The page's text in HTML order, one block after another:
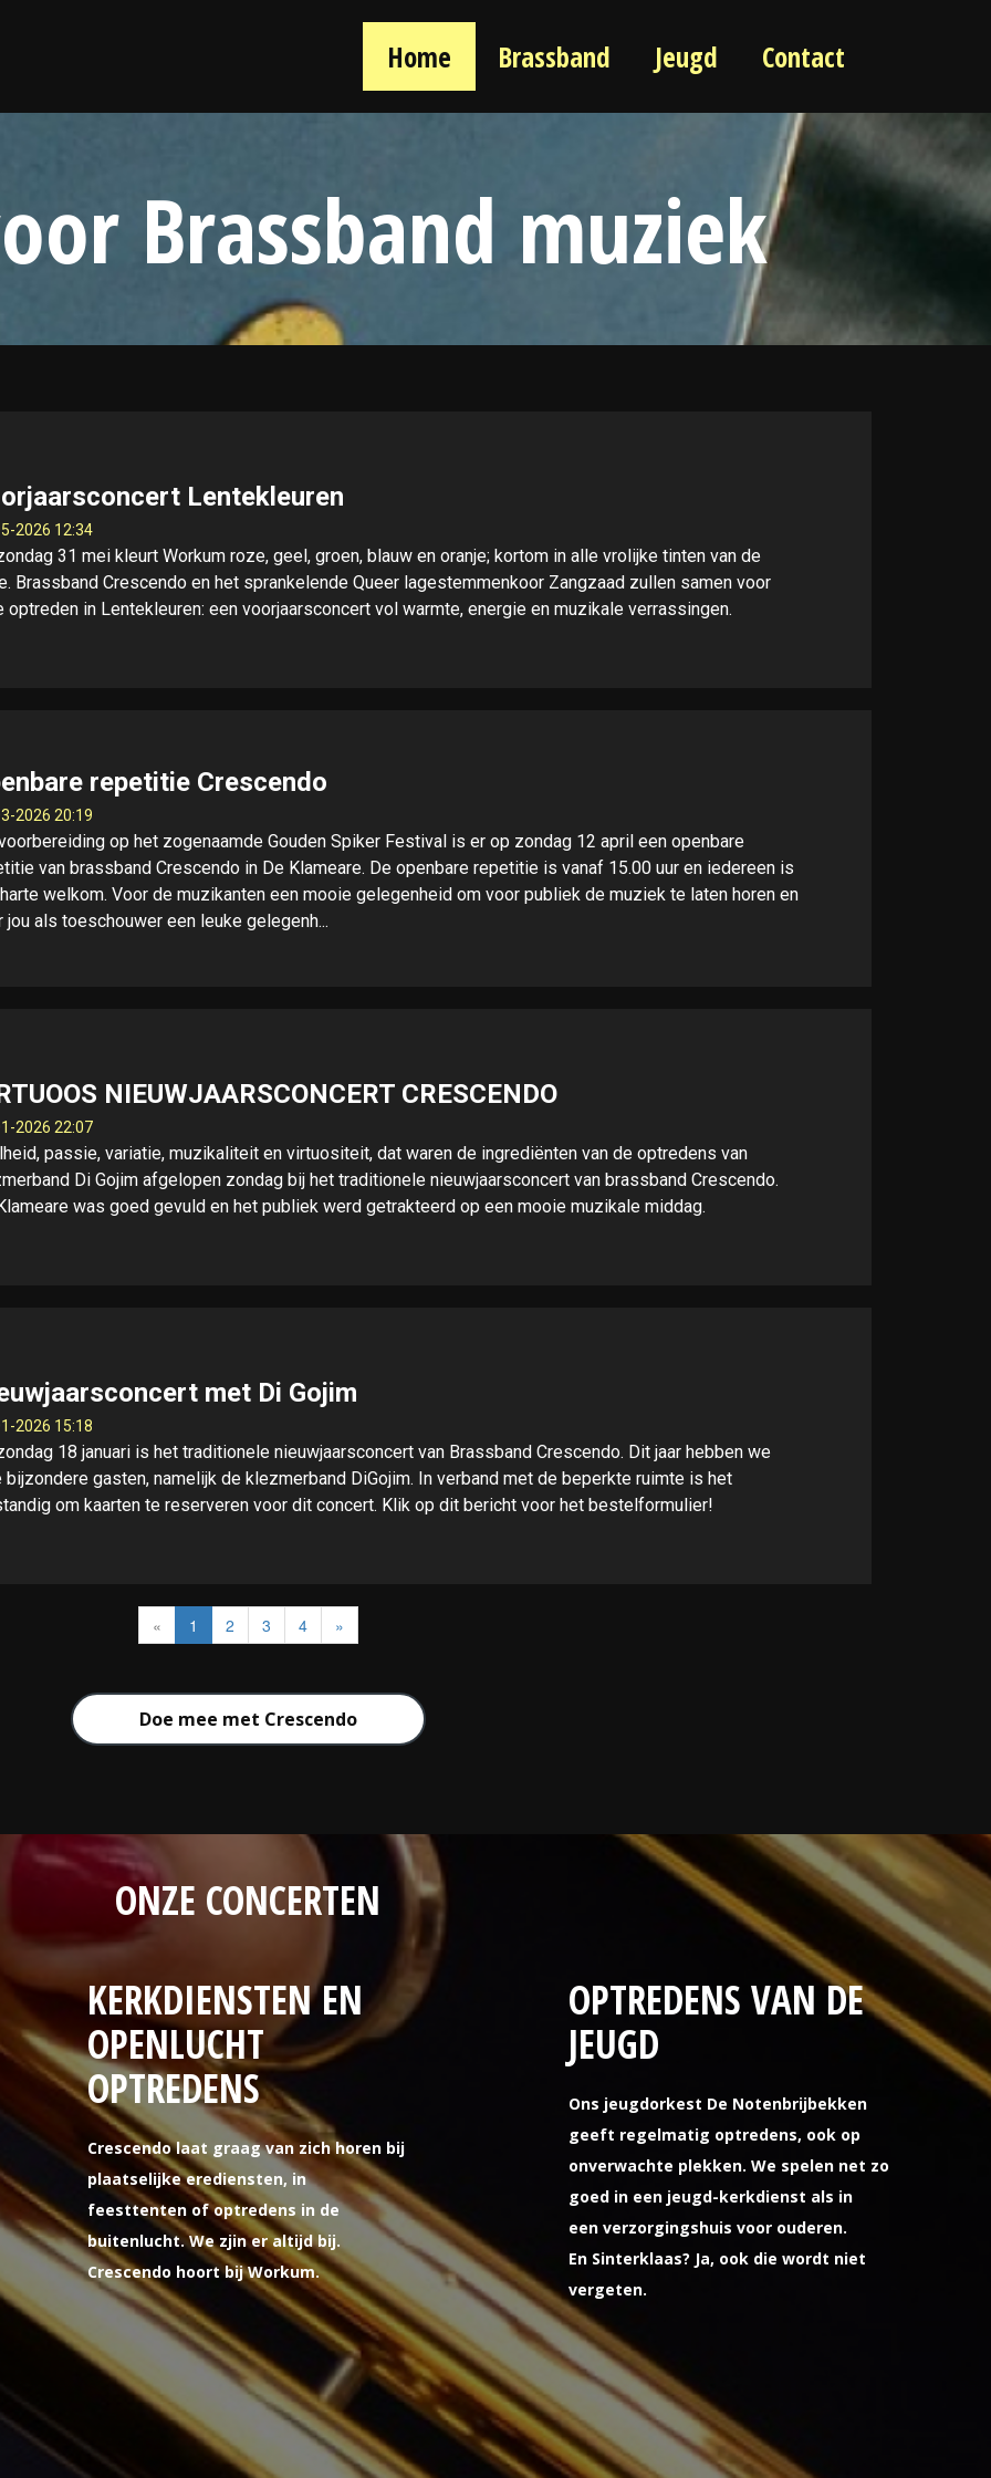
Home Brassband Jeugd Contact
Brassband muziek
Lentekleuren
2026 12:34
31 mei kleurt Workum roze, geel, groen, blauw en oranje; kortom in alle vrolijke tinten van de
Brassband Crescendo en het sprankelende Queer lagestemmenkoor Zangzaad zullen samen voor
optreden in Lentekleuren: een voorjaarsconcert vol warmte, energie en muzikale verrassingen.
repetitie Crescendo
2026 20:19
op het zogenaamde Gouden Spiker Festival is er op zondag 12 april een openbare
van brassband Crescendo in De Klameare. De openbare repetitie is vanaf 15.00 uur en iedereen is
welkom. Voor de muzikanten een mooie gelegenheid om voor publiek de muziek te laten horen en
jou als toeschouwer een leuke gelegenh...
NIEUWJAARSCONCERT CRESCENDO
2026 22:07
passie, variatie, muzikaliteit en virtuositeit, dat waren de ingrediënten van de optredens van
Di Gojim afgelopen zondag bij het traditionele nieuwjaarsconcert van brassband Crescendo.
was goed gevuld en het publiek werd getrakteerd op een mooie muzikale middag.
met Di Gojim
2026 15:18
18 januari is het traditionele nieuwjaarsconcert van Brassband Crescendo. Dit jaar hebben we
bijzondere gasten, namelijk de klezmerband DiGojim. In verband met de beperkte ruimte is het
om kaarten te reserveren voor dit concert. Klik op dit bericht voor het bestelformulier!
« 1 2 3 4 »
Doe mee met Crescendo
ONZE CONCERTEN
KERKDIENSTEN EN
OPENLUCHT
OPTREDENS
Crescendo laat graag van zich horen bij
plaatselijke erediensten, in
feesttenten of optredens in de
buitenlucht. We zjin er altijd bij.
Crescendo hoort bij Workum.
OPTREDENS VAN DE
JEUGD
Ons jeugdorkest De Notenbrijbekken
geeft regelmatig optredens, ook op
onverwachte plekken. We spelen net zo
goed in een jeugd-kerkdienst als in
een verzorgingshuis voor ouderen.
En Sinterklaas? Ja, ook die wordt niet
vergeten.